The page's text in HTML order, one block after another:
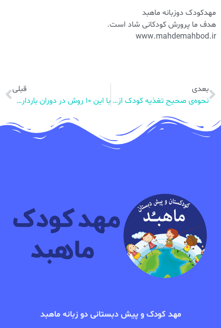
مهدکودک دوزبانه ماهبد
هدف ما پرورش کودکانی شاد است.
www.mahdemahbod.ir
بعدی
نحوه‌ی صحیح تغذیه کودک از بدو تولد تا یک سالگی
قبلی
با این ۱۰ روش در دوران بارداری از سلامت خود و جنین مطمئن شوید
مهد کودک و پیش دبستانی دو زبانه ماهبد